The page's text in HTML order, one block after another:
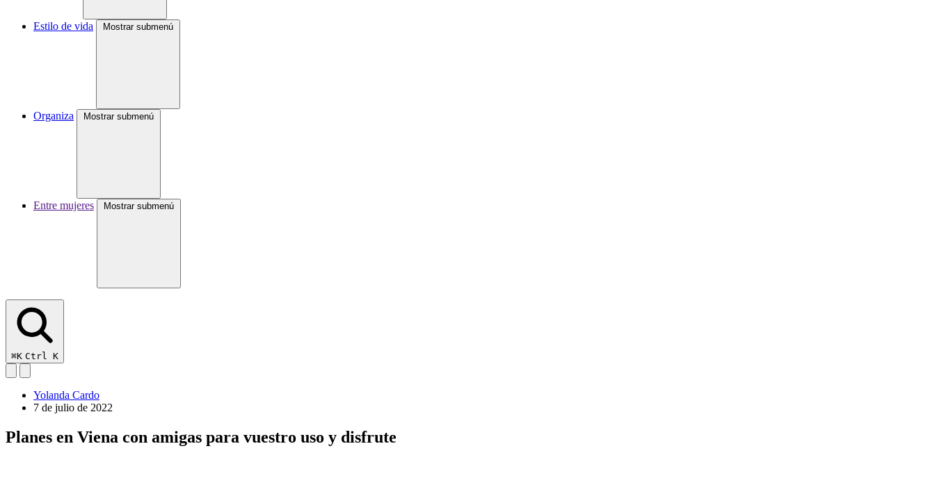
Estilo de vida Mostrar submenú
Organiza Mostrar submenú
Entre mujeres Mostrar submenú
⌘K Ctrl K
Yolanda Cardo
7 de julio de 2022
Planes en Viena con amigas para vuestro uso y disfrute